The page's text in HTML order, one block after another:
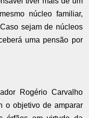
núcleo familiar,
sejam de núcleos
uma pensão por
Rogério Carvalho
o objetivo de amparar